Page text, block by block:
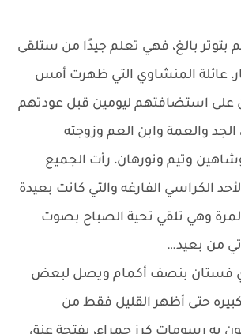
بتوتر بالغ، فهي تعلم جيدًا من ستلقى
عائلة المنشاوي التي ظهرت أمس
على استضافتهم ليومين قبل عودتهم
والعمة وابن العم وزوجته
وتيم ونورهان، رأت الجميع
الكراسي الفارغه والتي كانت بعيدة
وهي تلقي تحية الصباح بصوت
من بعيد…
فستان بنصف أكمام ويصل لبعض
حتى أظهر القليل فقط من